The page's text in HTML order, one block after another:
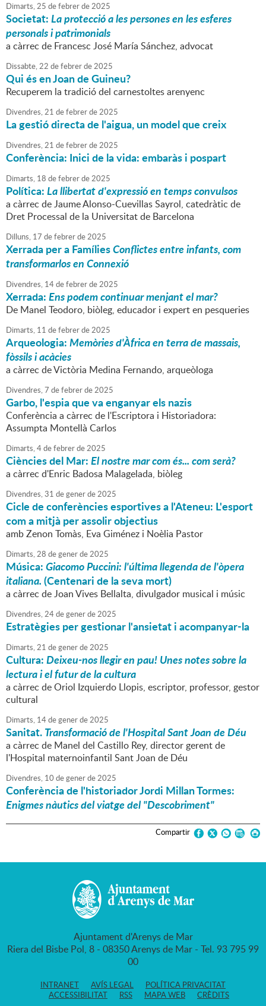
Dimarts,25 defebrerde2025
Societat:La protecció a les persones en les esferes
personals i patrimonials
a càrrec de Francesc José María Sánchez, advocat
Dissabte,22 defebrerde2025
Qui és en Joan de Guineu?
Recuperem la tradició del carnestoltes arenyenc
Divendres,21 defebrerde2025
La gestió directa de l'aigua, un model que creix
Divendres,21 defebrerde2025
Conferència: Inici de la vida: embaràs i pospart
Dimarts, 18 defebrerde2025
Política:La llibertat d'expressió en temps convulsos
a càrrec de Jaume Alonso-Cuevillas Sayrol, catedràtic de
Dret Processal de la Universitat de Barcelona
Dilluns, 17 defebrerde2025
Xerrada per a FamíliesConflictes entre infants, com
transformarlos en Connexió
Divendres, 14defebrerde2025
Xerrada:Ens podem continuar menjant el mar?
De Manel Teodoro, biòleg, educador i expert en pesqueries
Dimarts, 11 defebrerde2025
Arqueologia:Memòries d'Àfrica en terra de massais,
fòssils i acàcies
a càrrec de Victòria Medina Fernando, arqueòloga
Divendres,7 defebrerde2025
Garbo, l'espia que va enganyar els nazis
Conferència a càrrec de l'Escriptora i Historiadora:
Assumpta Montellà Carlos
Dimarts,4defebrerde2025
Ciències del Mar:El nostre mar com és... com serà?
a càrrec d'Enric Badosa Malagelada, biòleg
Divendres,31 degenerde2025
Cicle de conferències esportives a l'Ateneu: L'esport
com a mitjà per assolir objectius
amb Zenon Tomàs, Eva Giménez i Noèlia Pastor
Dimarts,28 degenerde2025
Música:Giacomo Puccini: l'última llegenda de l'òpera
italiana.(Centenari de la seva mort)
a càrrec de Joan Vives Bellalta, divulgador musical i músic
Divendres,24degenerde2025
Estratègies per gestionar l'ansietat i acompanyar-la
Dimarts,21 degenerde2025
Cultura:Deixeu-nos llegir en pau! Unes notes sobre la
lectura i el futur de la cultura
a càrrec de Oriol Izquierdo Llopis, escriptor, professor, gestor
cultural
Dimarts, 14degenerde2025
Sanitat.Transformació de l'Hospital Sant Joan de Déu
a càrrec de Manel del Castillo Rey, director gerent de
l'Hospital maternoinfantil Sant Joan de Déu
Divendres, 10 degenerde2025
Conferència de l'historiador Jordi Millan Tormes:
Enigmes nàutics del viatge del "Descobriment"
Compartir
Ajuntament d'Arenys de Mar
Riera del Bisbe Pol, 8 - 08350 Arenys de Mar - Tel. 93 795 99
00
INTRANET AVÍS LEGAL
POLÍTICA PRIVACITAT
ACCESSIBILITAT
RSS MAPA WEB CRÈDITS